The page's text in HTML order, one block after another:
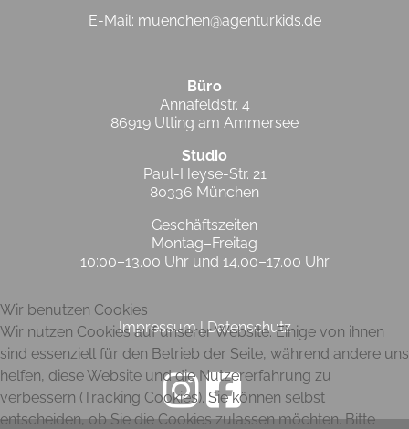
E-Mail: muenchen@agenturkids.de
Büro
Annafeldstr. 4
86919 Utting am Ammersee
Studio
Paul-Heyse-Str. 21
80336 München
Geschäftszeiten
Montag–Freitag
10:00–13.00 Uhr und 14.00–17.00 Uhr
Impressum|Datenschutz
Wir benutzen Cookies
Wir nutzen Cookies auf unserer Website. Einige von ihnen
sind essenziell für den Betrieb der Seite, während andere uns
helfen, diese Website und die Nutzererfahrung zu
verbessern (Tracking Cookies). Sie können selbst
entscheiden, ob Sie die Cookies zulassen möchten. Bitte